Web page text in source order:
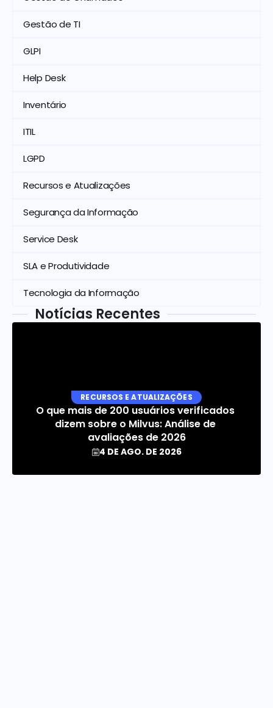
Gestão de TI
GLPI
Help Desk
Inventário
ITIL
LGPD
Recursos e Atualizações
Segurança da Informação
Service Desk
SLA e Produtividade
Tecnologia da Informação
Notícias Recentes
RECURSOS E ATUALIZAÇÕES
O que mais de 200 usuários verificados
dizem sobre o Milvus: Análise de
avaliações de 2026
4 DE AGO. DE 2026